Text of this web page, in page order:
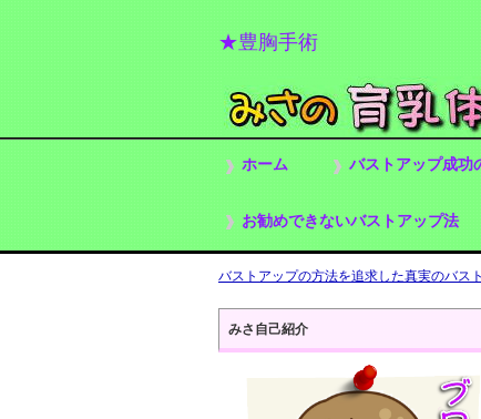
★豊胸手術
ホーム バストアップ成功
お勧めできないバストアップ法
バストアップの方法を追求した真実のバス
みさ自己紹介